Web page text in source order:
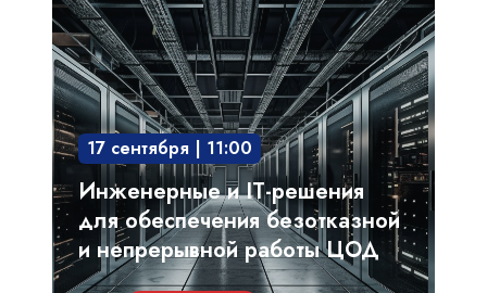
IT-
решения
для
обеспечения
безотказной
и
непрерывной
работы
ЦОД
17 сентября | 11:00
Инженерные и IT-решения
для обеспечения безотказной
и непрерывной работы ЦОД